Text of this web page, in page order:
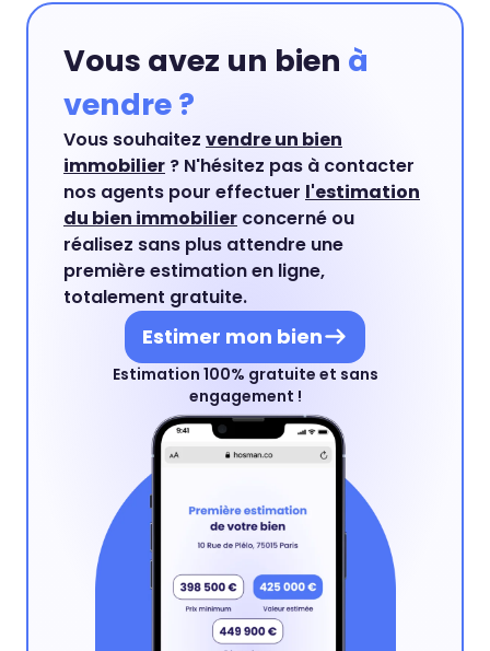
Vous avez un bien à
vendre ?
Vous souhaitez vendre un bien
immobilier ? N'hésitez pas à contacter
nos agents pour effectuer l'estimation
du bien immobilier concerné ou
réalisez sans plus attendre une
première estimation en ligne,
totalement gratuite.
Estimer mon bien
Estimation 100% gratuite et sans
engagement !